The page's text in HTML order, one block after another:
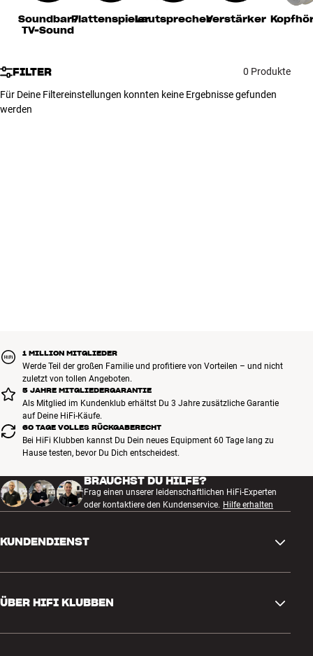
Kabel
INSPIRATION
Soundbar /
TV-Sound
PlattenspielerLautsprecherVerstärker
FILTER 0 Produkte
Für Deine Filtereinstellungen konnten keine Ergebnisse gefunden
werden
1 MILLION MITGLIEDER
Werde Teil der großen Familie und profitiere von Vorteilen – und nicht
zuletzt von tollen Angeboten.
5 JAHRE MITGLIEDERGARANTIE
Als Mitglied im Kundenklub erhältst Du 3 Jahre zusätzliche Garantie
auf Deine HiFi-Käufe.
60 TAGE VOLLES RÜCKGABERECHT
Bei HiFi Klubben kannst Du Dein neues Equipment 60 Tage lang zu
Hause testen, bevor Du Dich entscheidest.
BRAUCHST DU HILFE?
Frag einen unserer leidenschaftlichen HiFi-Experten
oder kontaktiere den Kundenservice. Hilfe erhalten
KUNDENDIENST
Rückgabe und Reklamation
ÜBER HIFI KLUBBEN